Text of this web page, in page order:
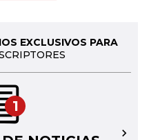
EXCLUSIVOS PARA
1